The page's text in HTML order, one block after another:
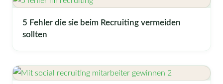
5 Fehler die sie beim Recruiting vermeiden
sollten